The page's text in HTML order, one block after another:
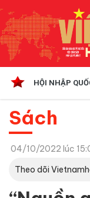
HỘI NHẬP
Sách
04/10/2022 lúc
Theo dõi